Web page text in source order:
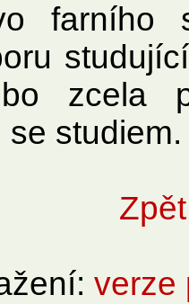
farního
zcela
studiem.
verze